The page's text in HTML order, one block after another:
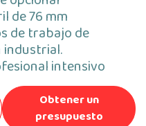
de 76 mm
de trabajo de
industrial.
intensivo
Obtener un
presupuesto